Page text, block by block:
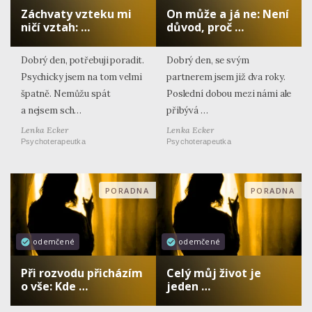
Záchvaty vzteku mi
ničí vztah: …
Dobrý den, potřebuji poradit.
Psychicky jsem na tom velmi
špatně. Nemůžu spát
a nejsem sch…
Lenka Ecker
Psychoterapeutka
On může a já ne: Není
důvod, proč …
Dobrý den, se svým
partnerem jsem již dva roky.
Poslední dobou mezi námi ale
přibývá …
Lenka Ecker
Psychoterapeutka
odemčené
PORADNA
Při rozvodu přicházím
o vše: Kde …
odemčené
PORADNA
Celý můj život je
jeden …